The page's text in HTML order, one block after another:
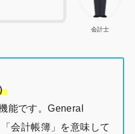
会計士
能です。General
会計帳簿」を意味して